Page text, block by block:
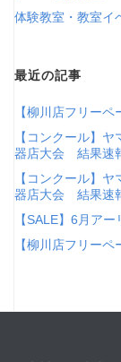
体験教室・教室イ
最近の記事
【柳川店フリー
【コンクール】
器店大会 結果速
【コンクール】
器店大会 結果速
【SALE】6月ア
【柳川店フリー